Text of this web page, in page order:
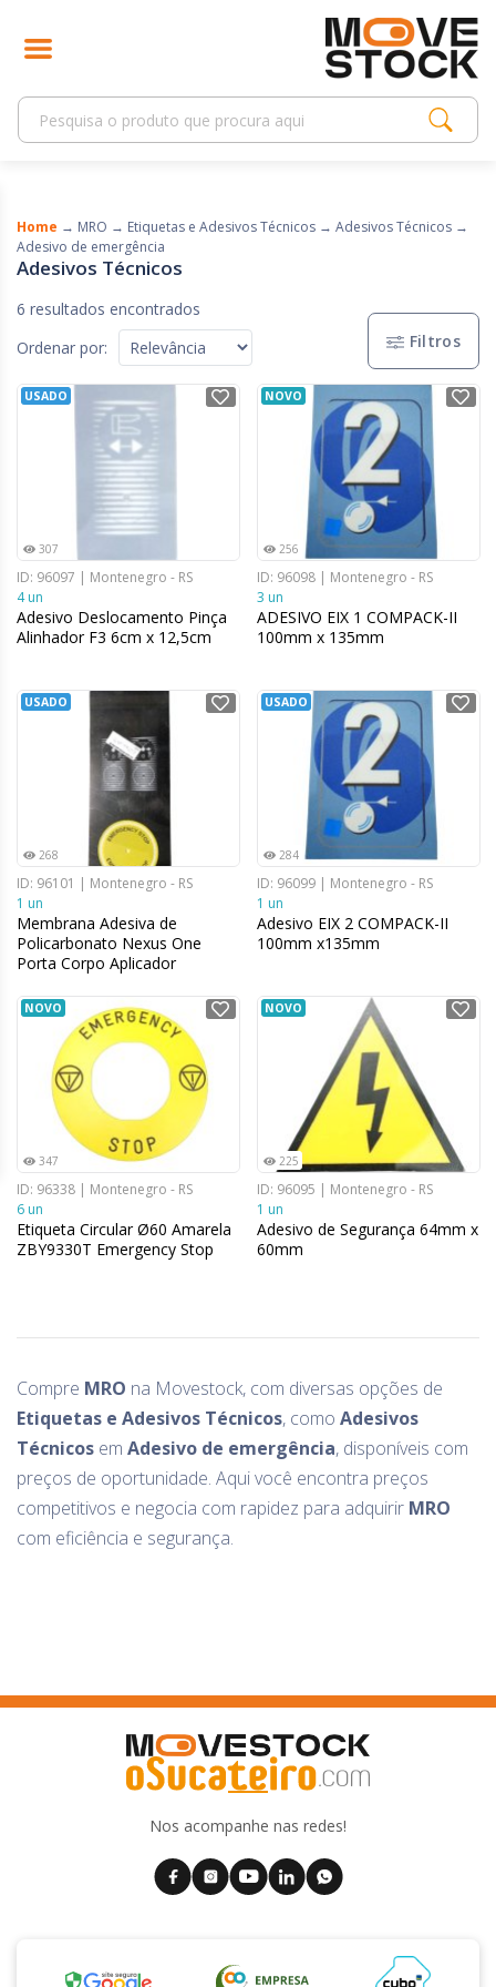
Home → MRO → Etiquetas e Adesivos Técnicos → Adesivos Técnicos →
Adesivo de emergência
Adesivos Técnicos
6 resultados encontrados
Ordenar por:
Filtros
USADO
307
ID: 96097 | Montenegro - RS
4 un
Adesivo Deslocamento Pinça
Alinhador F3 6cm x 12,5cm
NOVO
256
ID: 96098 | Montenegro - RS
3 un
ADESIVO EIX 1 COMPACK-II
100mm x 135mm
USADO
268
ID: 96101 | Montenegro - RS
1 un
Membrana Adesiva de
Policarbonato Nexus One
Porta Corpo Aplicador
USADO
284
ID: 96099 | Montenegro - RS
1 un
Adesivo EIX 2 COMPACK-II
100mm x135mm
NOVO
347
ID: 96338 | Montenegro - RS
6 un
Etiqueta Circular Ø60 Amarela
ZBY9330T Emergency Stop
NOVO
225
ID: 96095 | Montenegro - RS
1 un
Adesivo de Segurança 64mm x
60mm
Compre MRO na Movestock, com diversas opções de
Etiquetas e Adesivos Técnicos, como Adesivos
Técnicos em Adesivo de emergência, disponíveis com
preços de oportunidade. Aqui você encontra preços
competitivos e negocia com rapidez para adquirir MRO
com eficiência e segurança.
Nos acompanhe nas redes!